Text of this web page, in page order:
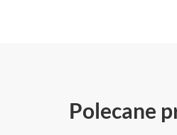
Polecane